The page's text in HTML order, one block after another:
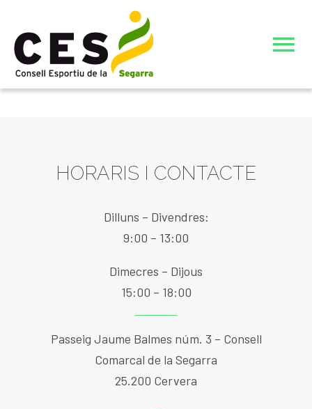
content
INICI
ELECCIONS JUNTA DIRECTIVA CONSELL ESPORTIU DE
JUNTA DIRECTIVA 23-27
CIATE COMPLERT ESTIU 26
Plà Català d’Esport a l’Escola (PCEE)
HORARIS I CONTACTE
Dilluns – Divendres:
9:00 – 13:00
Dimecres – Dijous
15:00 – 18:00
Passeig Jaume Balmes núm. 3 – Consell
Comarcal de la Segarra
25.200 Cervera